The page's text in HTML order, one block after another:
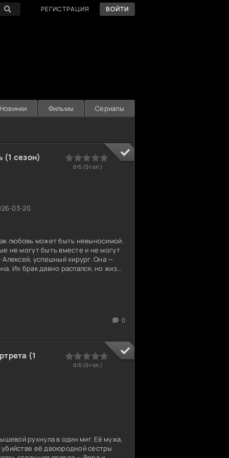
РЕГИСТРАЦИЯ ВОЙТИ
Новинки Фильмы Сериалы
(1 сезон)
03-20
любовь может быть невыносимой.
не могут быть вместе и не могут
успешный хирург. Она —
Их брак давно распался, но жизнь
0
0 4 5
0/5 (0гол.)
(1
рухнула в один миг. Её мужа,
убийстве её двоюродной сестры
0 4 5
0/5 (0гол.)